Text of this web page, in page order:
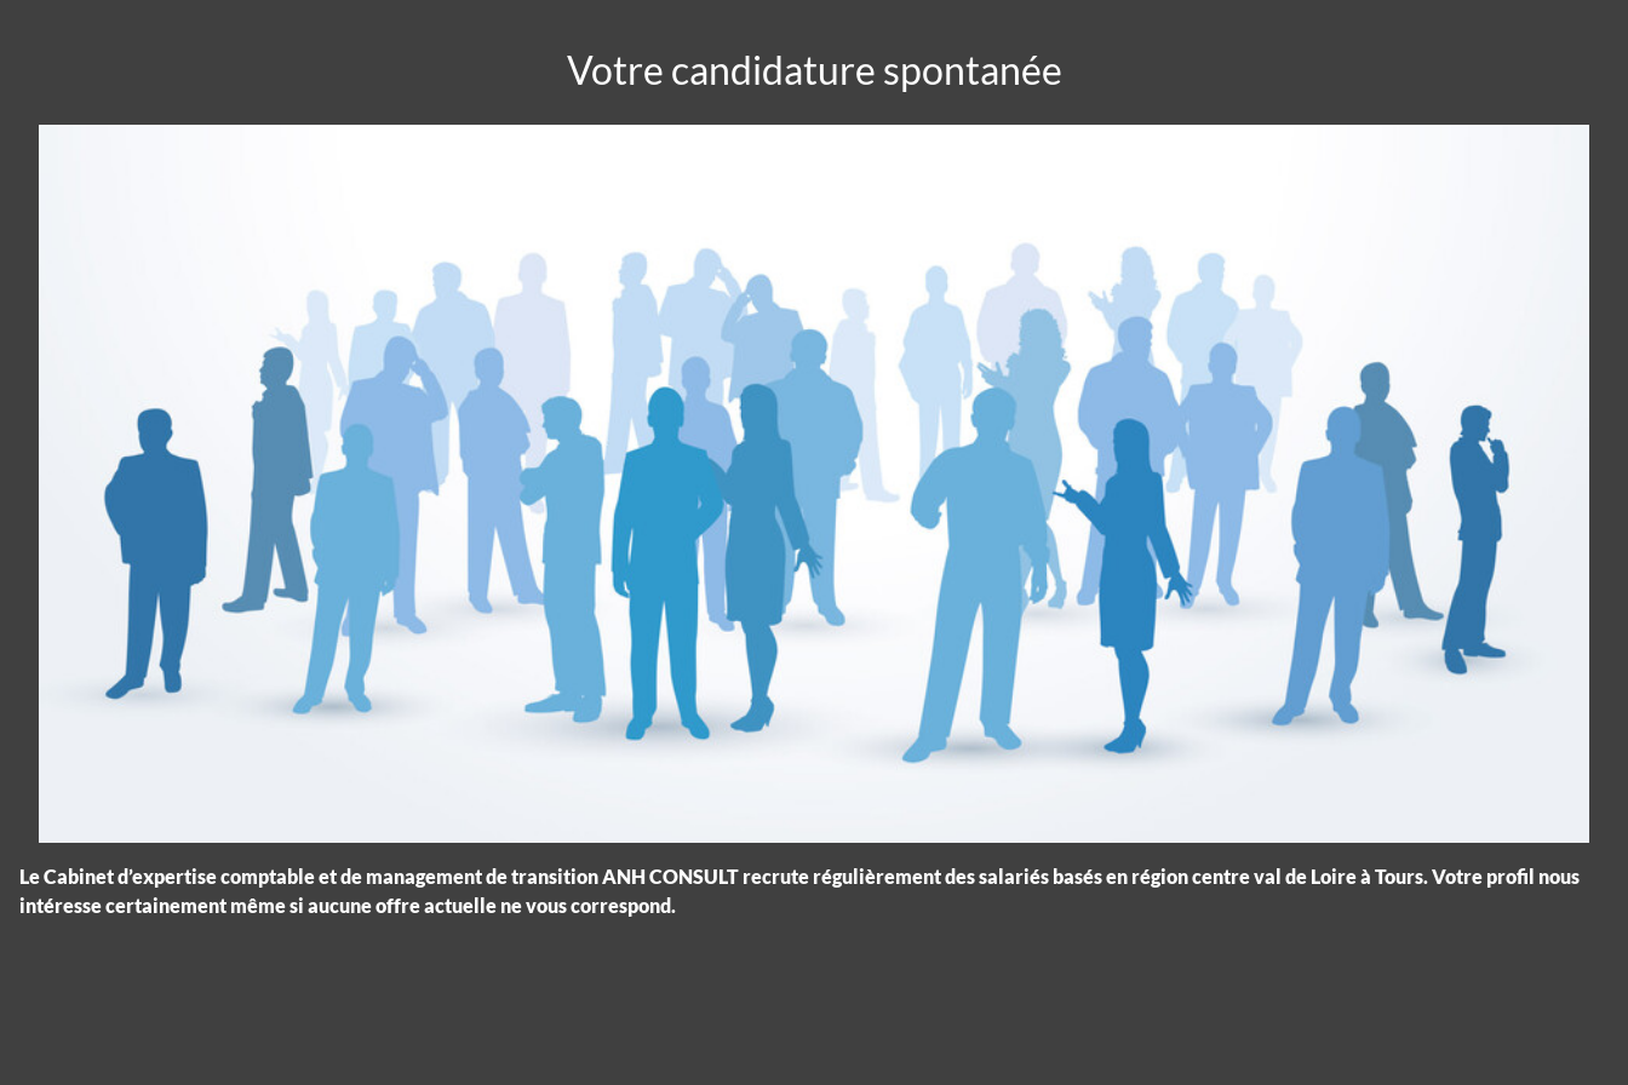
Votre candidature spontanée
Le Cabinet d’expertise comptable et de management de transition ANH CONSULT recrute régulièrement des salariés basés en région centre val de Loire à Tours. Votre profil nous
intéresse certainement même si aucune offre actuelle ne vous correspond.